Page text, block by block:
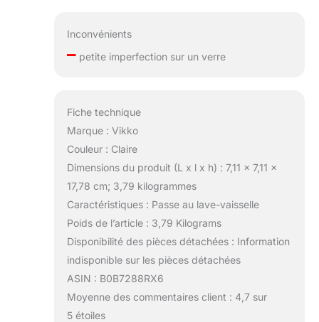
Inconvénients
–petite imperfection sur un verre
Fiche technique
Marque : Vikko
Couleur : Claire
Dimensions du produit (L x l x h) : 7,11 x 7,11 x
17,78 cm; 3,79 kilogrammes
Caractéristiques : Passe au lave-vaisselle
Poids de l’article : 3,79 Kilograms
Disponibilité des pièces détachées : Information
indisponible sur les pièces détachées
ASIN : B0B7288RX6
Moyenne des commentaires client : 4,7 sur
5 étoiles